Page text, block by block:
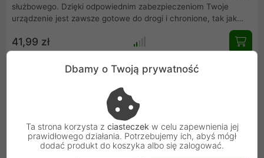
służbowego. Dzięki odpowiednim zabezpieczeniom Twoje
urządzenie jest zawsze gotowe do drogi i chronione, tak jak
uchwytom, które można schować w głównej komorze.
41,99 zł
Dbamy o Twoją prywatność
Ta strona korzysta z ciasteczek w celu zapewnienia jej
prawidłowego działania. Potrzebujemy ich, abyś mógł
dodać produkt do koszyka albo się zalogować.